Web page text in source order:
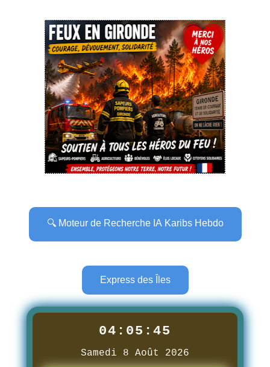
🔍 Moteur de Recherche IA Karibs Hebdo
Express des Îles
04:05:46
Samedi 8 Août 2026